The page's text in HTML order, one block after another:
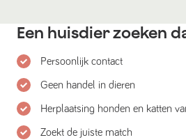
Een huisdier zoeken
Persoonlijk contact
Geen handel in dieren
Herplaatsing honden en katten
Zoekt de juiste match